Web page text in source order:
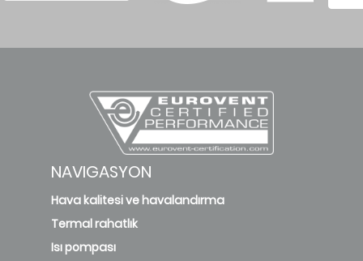
NAVIGASYON
Hava kalitesi ve havalandırma
Termal rahatlık
Isı pompası